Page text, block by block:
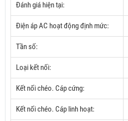
Đánh giá hiện tại:
Điện áp AC hoạt động định mức:
Tần số:
Loại kết nối:
Kết nối chéo. Cáp cứng:
Kết nối chéo. Cáp linh hoạt: